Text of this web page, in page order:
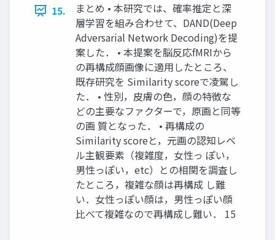
15.
まとめ • 本研究では、確率推定と深
層学習を組み合わせて、DAND(Deep
Adversarial Network Decoding)を提
案した． • 本提案を脳反応fMRIから
の再構成顔画像に適用したところ、
既存研究を Similarity scoreで凌駕し
た． • 性別，皮膚の色，顔の特徴な
どの主要なファクターで，原画と同等
の画 質となった． • 再構成の
Similarity scoreと，元画の認知レベ
ル主観要素（複雑度，女性っ ぽい，
男性っぽい，etc）との相関を調査し
たところ，複雑な顔は再構成 し難
い．女性っぽい顔は，男性っぽい顔
比べて複雑なので再構成し難い． 15